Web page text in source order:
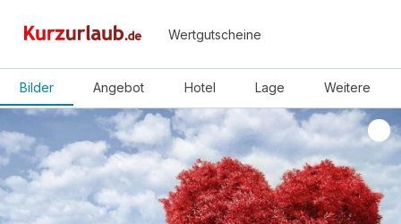
Wertgutscheine
Bilder Angebot Hotel Lage Weitere